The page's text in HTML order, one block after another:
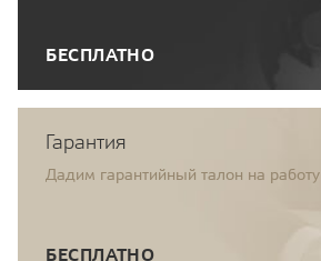
БЕСПЛАТНО
Гарантия
Дадим гарантийный талон на работу
БЕСПЛАТНО